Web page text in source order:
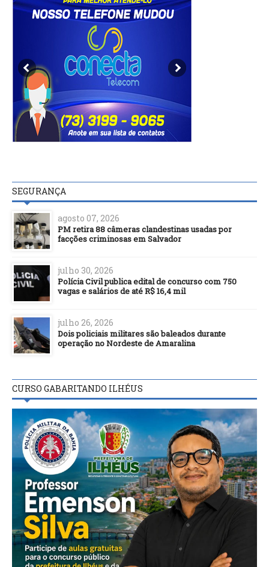
SEGURANÇA
agosto 07, 2026
PM retira 88 câmeras clandestinas usadas por
facções criminosas em Salvador
julho 30, 2026
Polícia Civil publica edital de concurso com 750
vagas e salários de até R$ 16,4 mil
julho 26, 2026
Dois policiais militares são baleados durante
operação no Nordeste de Amaralina
CURSO GABARITANDO ILHÉUS